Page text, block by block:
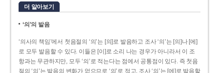
더 알아보기
‘의’의 발음
‘의사의 책임’에서 첫음절의 ‘의’는 [의]로 발음하고 조사 ‘의’는 [의]나 [에]
로 모두 발음할 수 있다. 이들은 [이]로 소리 나는 경우가 아니라서 이 조
항과는 무관하지만, 모두 ‘의’로 적는다는 점에서 공통점이 있다. 즉 첫음
절의 ‘의’는 발음의 변화가 없으므로 ‘의’로 적고, 조사 ‘의’는 [에]로 발음할